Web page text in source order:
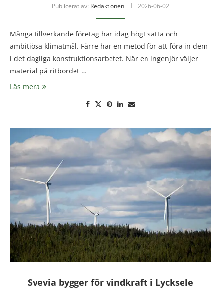
Publicerat av: Redaktionen 2026-06-02
Många tillverkande företag har idag högt satta och
ambitiösa klimatmål. Färre har en metod för att föra in dem
i det dagliga konstruktionsarbetet. När en ingenjör väljer
material på ritbordet …
Läs mera
Svevia bygger för vindkraft i Lycksele